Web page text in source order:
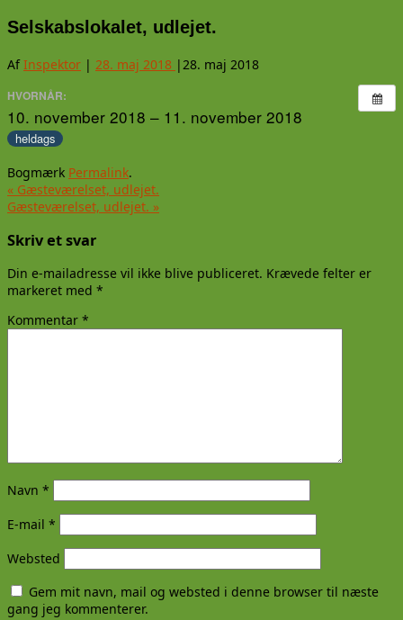
Selskabslokalet, udlejet.
AfInspektor | 28. maj 2018 | 28. maj 2018
HVORNÅR:
10. november 2018 – 11. november 2018
heldags
Bogmærk Permalink.
« Gæsteværelset, udlejet.
Gæsteværelset, udlejet. »
Skriv et svar
Din e-mailadresse vil ikke blive publiceret. Krævede felter er
markeret med *
Kommentar *
Navn *
E-mail *
Websted
Gem mit navn, mail og websted i denne browser til næste
gang jeg kommenterer.